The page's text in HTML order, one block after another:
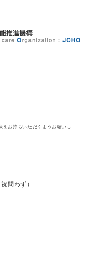
をお持ちいただくようお願いし
問わず）